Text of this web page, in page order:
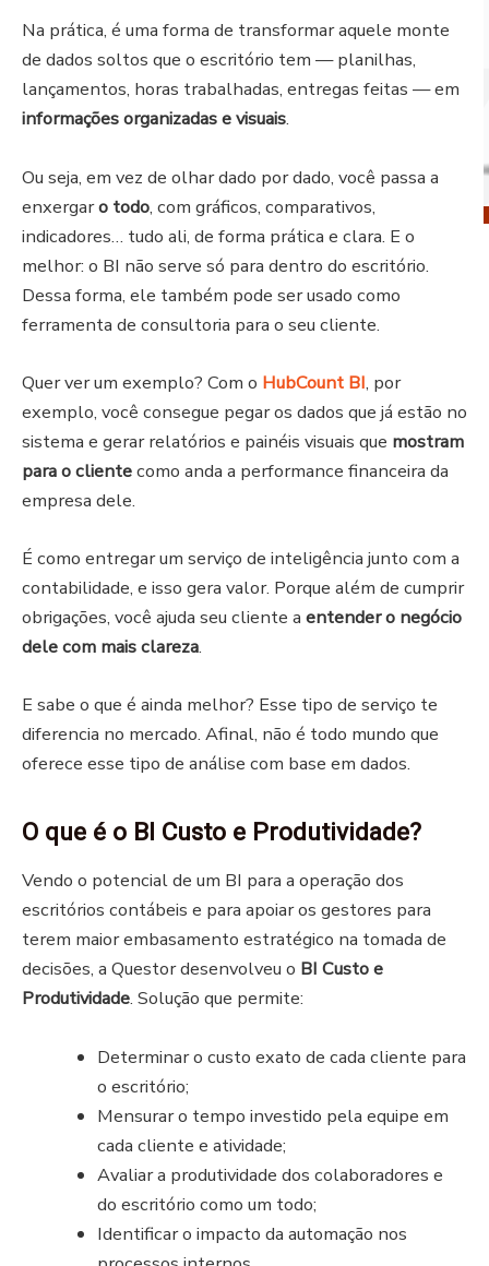
Na prática, é uma forma de transformar aquele monte
de dados soltos que o escritório tem — planilhas,
lançamentos, horas trabalhadas, entregas feitas — em
informações organizadas e visuais.
Ou seja, em vez de olhar dado por dado, você passa a
enxergaro todo, com gráficos, comparativos,
indicadores… tudo ali, de forma prática e clara. E o
melhor: o BI não serve só para dentro do escritório.
Dessa forma, ele também pode ser usado como
ferramenta de consultoria para o seu cliente.
Quer ver um exemplo? Com o HubCount BI, por
exemplo, você consegue pegar os dados que já estão no
sistema e gerar relatórios e painéis visuais que mostram
para o clientecomo anda a performance financeira da
empresa dele.
É como entregar um serviço de inteligência junto com a
contabilidade, e isso gera valor. Porque além de cumprir
obrigações, você ajuda seu cliente a entender o negócio
dele com mais clareza.
E sabe o que é ainda melhor? Esse tipo de serviço te
diferencia no mercado. Afinal, não é todo mundo que
oferece esse tipo de análise com base em dados.
O que é o BI Custo e Produtividade?
Vendo o potencial de um BI para a operação dos
escritórios contábeis e para apoiar os gestores para
terem maior embasamento estratégico na tomada de
decisões, a Questor desenvolveu o BI Custo e
Produtividade. Solução que permite:
Determinar o custo exato de cada cliente para
o escritório;
Mensurar o tempo investido pela equipe em
cada cliente e atividade;
Avaliar a produtividade dos colaboradores e
do escritório como um todo;
Identificar o impacto da automação nos